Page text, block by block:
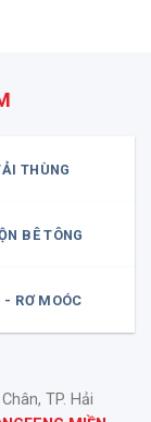
THÙNG
BÊ TÔNG
- RƠ MOÓC
TP. Hải